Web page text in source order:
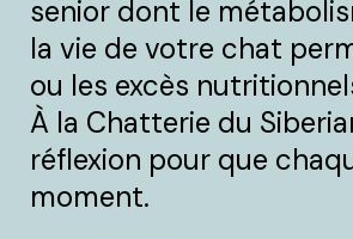
senior dont le
la vie de votre chat
ou les excès
À la Chatterie du
réflexion pour que
moment.